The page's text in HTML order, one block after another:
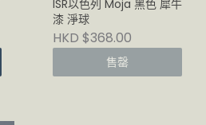
ISR以色列 Moja 黑色 犀牛
漆 淨球
HKD $368.00
售罄